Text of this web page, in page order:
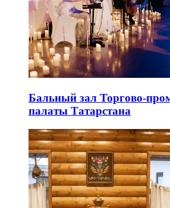
Бальный зал Торгово-
палаты Татарстана